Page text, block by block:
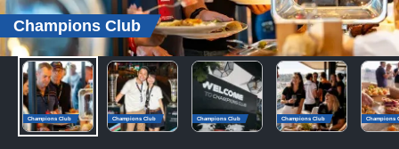
Champions Club
Champions Club Champions Club Champions Club Champions Club Champions